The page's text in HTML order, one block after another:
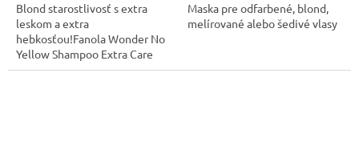
Blond starostlivosť s extra
leskom a extra
hebkosťou!Fanola Wonder No
Yellow Shampoo Extra Care
neutralizuje nežiaduce žlté
Maska pre odfarbené, blond,
melírované alebo šedivé vlasy